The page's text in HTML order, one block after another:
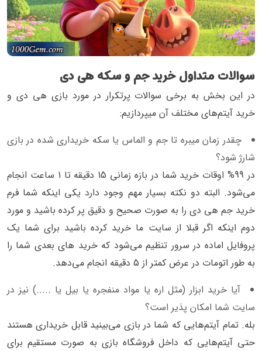
سوالات متداول خرید جم و سکه هی دی
در این بخش به برخی سوالات پرتکرار در مورد بازی هی دی و
خرید آیتم‌های مختلف آن میپردازیم:
چقدر زمان میبره تا جم و الماس یا سکه خریداری شده در بازی
شارژ شود؟
در 99% اوقات خرید شما در بازه زمانی 15 دقیقه تا 1 ساعت انجام
می‌شود. البته دو نکته بسیار مهم وجود دارد یکی اینکه شما فرم
خرید جم هی دی را به صورت صحیح و دقیق پر کرده باشید و مورد
دوم اینکه اگر قبلا از سایت ما خرید کرده باشید برای شما یک
پروفایل اماده در سرور تنظیم می‌شود که خرید های بعدی شما را
به طور اتومات در عرض کمتر از 5 دقیقه انجام می‌دهد.
آیا خرید ابزار (مثل اره یا مواد منفجره یا بیل یا .....) نیز در
سایت شما امکان پذیر است؟
بله. تمام آیتم‌هایی که شما در بازی می‌بینید قابل خریداری هستند
حتی آیتم‌هایی که داخل فروشگاه بازی به صورت مستقیم برای